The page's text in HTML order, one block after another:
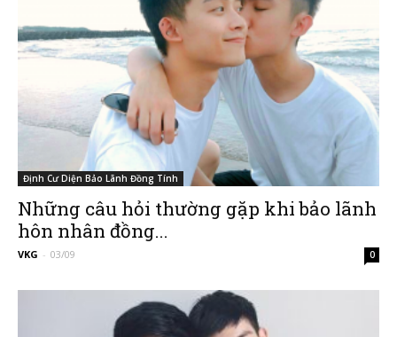
Định Cư Diện Bảo Lãnh Đồng Tính
Những câu hỏi thường gặp khi bảo lãnh
hôn nhân đồng...
VKG - 03/09 0